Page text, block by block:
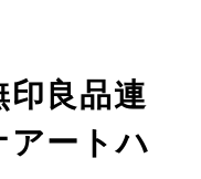
良品連
アートハ